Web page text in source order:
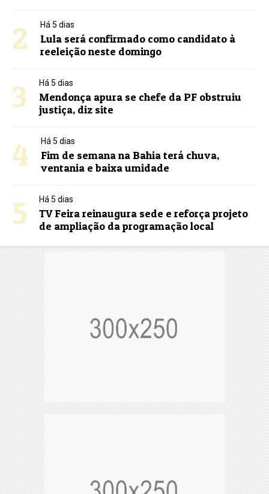
2 Há 5 dias
Lula será confirmado como candidato à
reeleição neste domingo
3 Há 5 dias
Mendonça apura se chefe da PF obstruiu
justiça, diz site
4 Há 5 dias
Fim de semana na Bahia terá chuva,
ventania e baixa umidade
5 Há 5 dias
TV Feira reinaugura sede e reforça projeto
de ampliação da programação local